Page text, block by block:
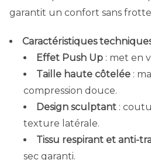
garantit un confort sans
Caractéristiques
Effet Push Up : met en
Taille haute côtelée :
compression douce.
Design sculptant :
texture latérale.
Tissu respirant et anti-
sec garanti.